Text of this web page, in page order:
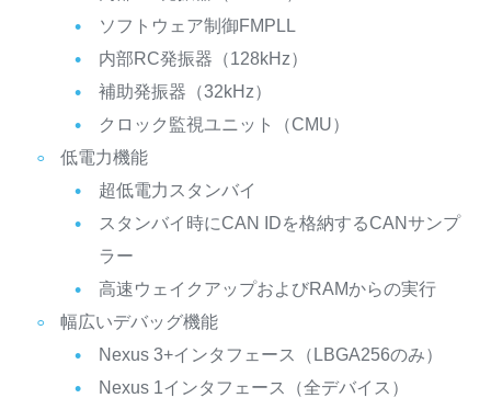
ソフトウェア制御FMPLL
内部RC発振器（128kHz）
補助発振器（32kHz）
クロック監視ユニット（CMU）
低電力機能
超低電力スタンバイ
スタンバイ時にCAN IDを格納するCANサンプ
ラー
高速ウェイクアップおよびRAMからの実行
幅広いデバッグ機能
Nexus 3+インタフェース（LBGA256のみ）
Nexus 1インタフェース（全デバイス）